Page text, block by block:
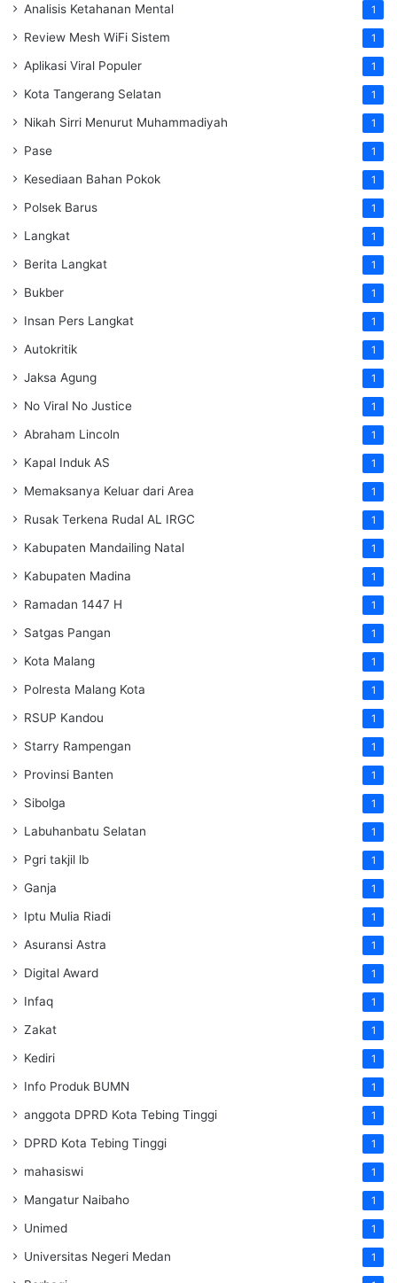
Analisis Ketahanan Mental 1
Review Mesh WiFi Sistem 1
Aplikasi Viral Populer 1
Kota Tangerang Selatan 1
Nikah Sirri Menurut Muhammadiyah 1
Pase 1
Kesediaan Bahan Pokok 1
Polsek Barus 1
Langkat 1
Berita Langkat 1
Bukber 1
Insan Pers Langkat 1
Autokritik 1
Jaksa Agung 1
No Viral No Justice 1
Abraham Lincoln 1
Kapal Induk AS 1
Memaksanya Keluar dari Area 1
Rusak Terkena Rudal AL IRGC 1
Kabupaten Mandailing Natal 1
Kabupaten Madina 1
Ramadan 1447 H 1
Satgas Pangan 1
Kota Malang 1
Polresta Malang Kota 1
RSUP Kandou 1
Starry Rampengan 1
Provinsi Banten 1
Sibolga 1
Labuhanbatu Selatan 1
Pgri takjil lb 1
Ganja 1
Iptu Mulia Riadi 1
Asuransi Astra 1
Digital Award 1
Infaq 1
Zakat 1
Kediri 1
Info Produk BUMN 1
anggota DPRD Kota Tebing Tinggi 1
DPRD Kota Tebing Tinggi 1
mahasiswi 1
Mangatur Naibaho 1
Unimed 1
Universitas Negeri Medan 1